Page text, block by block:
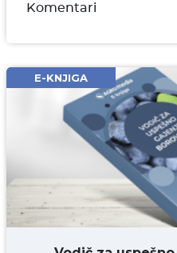
Komentari
Email* obavezno
Komentar* obavezno
DODAJ
E-KNJIGA